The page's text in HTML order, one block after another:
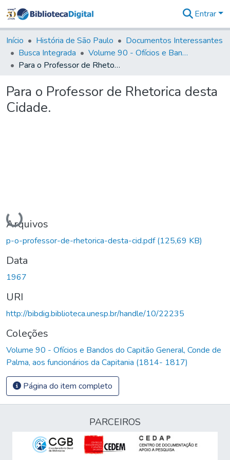
&
Coleções
Tudo na
Biblioteca
Estatísticas
Entrar
Início História de São Paulo
Documentos Interessantes
Busca Integrada
Volume 90 - Ofícios e Bandos do Capitão General, Conde de Palma, aos funcionários da Capitania (1814- 1817)
Para o Professor de Rhetorica desta Cidade.
Para o Professor de Rhetorica desta
Cidade.
Carregando...
Arquivos
p-o-professor-de-rhetorica-desta-cid.pdf(125,69 KB)
Data
1967
URI
http://bibdig.biblioteca.unesp.br/handle/10/22235
Coleções
Volume 90 - Ofícios e Bandos do Capitão General, Conde de
Palma, aos funcionários da Capitania (1814- 1817)
Página do item completo
PARCEIROS